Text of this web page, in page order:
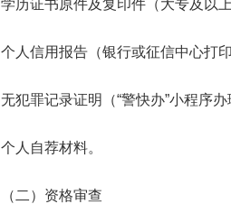
学历证书原件及复印件（大专及以
个人信用报告（银行或征信中心打印
无犯罪记录证明（“警快办”小程序
个人自荐材料。
（二）资格审查